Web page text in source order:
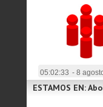
05:02:34 - 8
ESTAMOS EN: